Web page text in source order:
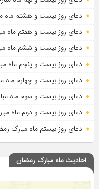
دعای روز بیست و هشتم ماه
دعای روز بیست و هفتم ماه
دعای روز بیست و ششم ماه
دعای روز بیست و پنجم ماه
دعای روز بیست و چهارم ماه
دعای روز بیست و سوم ماه
دعای روز بیست و دوم ماه
دعای روز بیستم ماه مبارک
احادیث ماه مبارک رمضان